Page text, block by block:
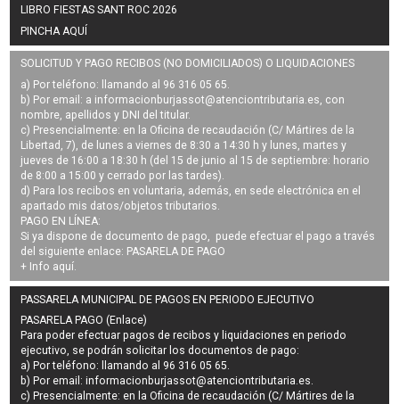
LIBRO FIESTAS SANT ROC 2026
PINCHA AQUÍ
SOLICITUD Y PAGO RECIBOS (NO DOMICILIADOS) O LIQUIDACIONES
a) Por teléfono: llamando al 96 316 05 65.
b) Por email: a informacionburjassot@atenciontributaria.es, con
nombre, apellidos y DNI del titular.
c) Presencialmente: en la Oficina de recaudación (C/ Mártires de la
Libertad, 7), de lunes a viernes de 8:30 a 14:30 h y lunes, martes y
jueves de 16:00 a 18:30 h (del 15 de junio al 15 de septiembre: horario
de 8:00 a 15:00 y cerrado por las tardes).
d) Para los recibos en voluntaria, además, en sede electrónica en el
apartado mis datos/objetos tributarios.
PAGO EN LÍNEA:
Si ya dispone de documento de pago, puede efectuar el pago a través
del siguiente enlace: PASARELA DE PAGO
+ Info aquí.
PASSARELA MUNICIPAL DE PAGOS EN PERIODO EJECUTIVO
PASARELA PAGO (Enlace)
Para poder efectuar pagos derecibos y liquidaciones en periodo
ejecutivo, se podrán solicitar los documentos de pago:
a) Por teléfono: llamando al 96 316 05 65.
b) Por email:informacionburjassot@atenciontributaria.es.
c) Presencialmente: en la Oficina de recaudación (C/ Mártires de la